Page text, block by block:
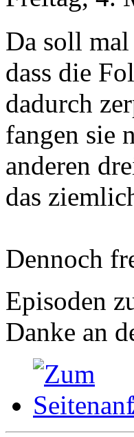
Da soll
dass die
dadurch
fangen sie
anderen
das
Dennoch
Episoden
Danke an